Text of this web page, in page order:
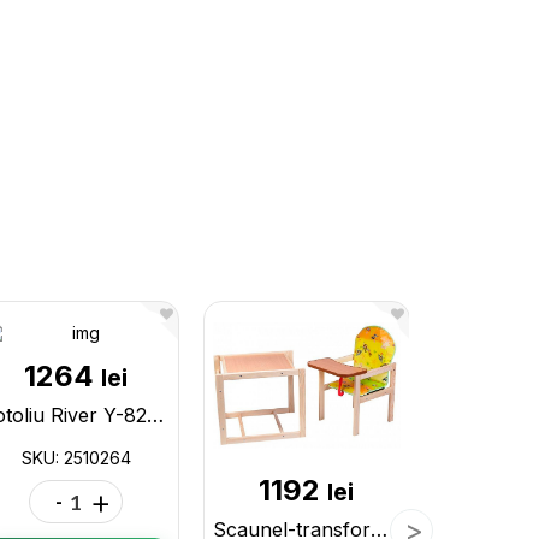
1264 lei
Fotoliu River Y-820-W,gri 2510264
SKU: 2510264
- + 1192 lei
Scaunel-transformer p/u hrana 34987